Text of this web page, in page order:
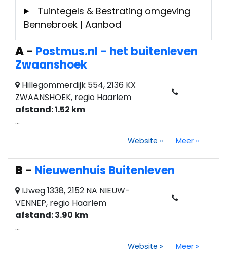
Tuintegels & Bestrating omgeving
Bennebroek | Aanbod
A- Postmus.nl - het buitenleven
Zwaanshoek
Hillegommerdijk 554, 2136 KX
ZWAANSHOEK, regio Haarlem
afstand: 1.52 km
...
Website » Meer »
B - Nieuwenhuis Buitenleven
IJweg 1338, 2152 NA NIEUW-
VENNEP, regio Haarlem
afstand: 3.90 km
...
Website » Meer »